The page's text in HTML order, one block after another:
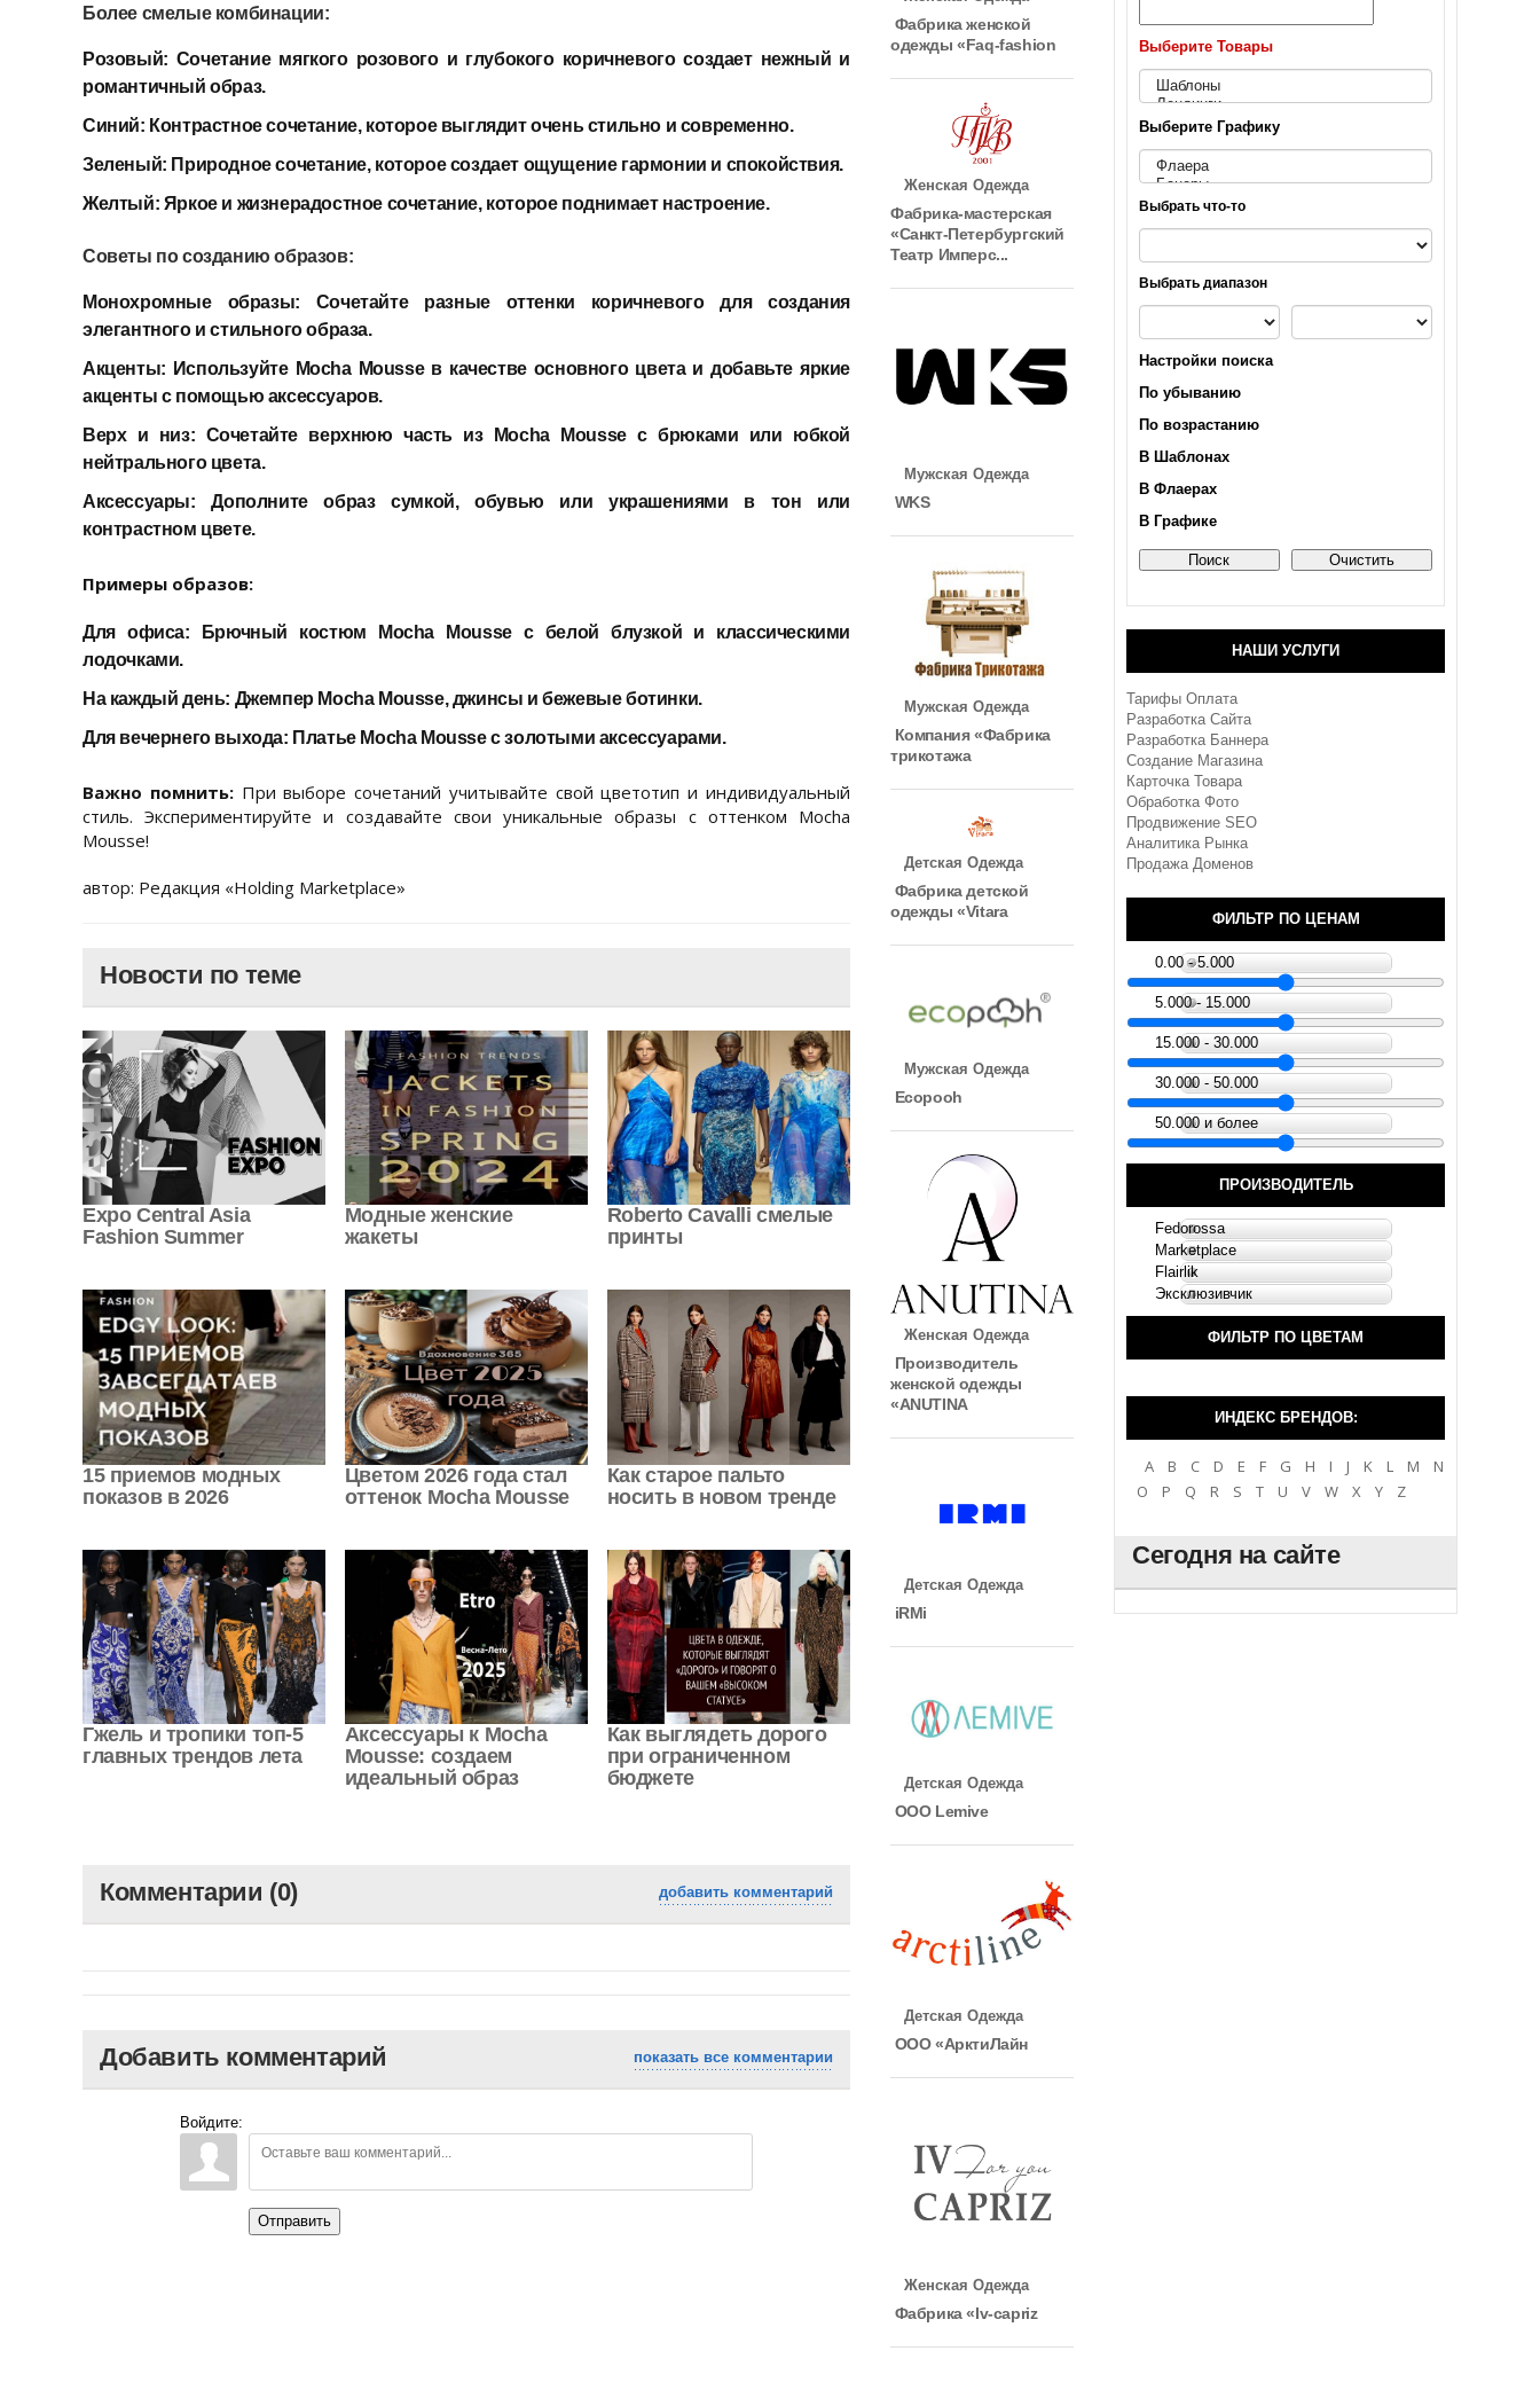
Более смелые комбинации:
Розовый: Сочетание мягкого розового и глубокого коричневого создает нежный и
романтичный образ.
Синий: Контрастное сочетание, которое выглядит очень стильно и современно.
Зеленый: Природное сочетание, которое создает ощущение гармонии и спокойствия.
Желтый: Яркое и жизнерадостное сочетание, которое поднимает настроение.
Советы по созданию образов:
Монохромные образы: Сочетайте разные оттенки коричневого для создания
элегантного и стильного образа.
Акценты: Используйте Mocha Mousse в качестве основного цвета и добавьте яркие
акценты с помощью аксессуаров.
Верх и низ: Сочетайте верхнюю часть из Mocha Mousse с брюками или юбкой
нейтрального цвета.
Аксессуары: Дополните образ сумкой, обувью или украшениями в тон или
контрастном цвете.
Примеры образов:
Для офиса: Брючный костюм Mocha Mousse с белой блузкой и классическими
лодочками.
На каждый день: Джемпер Mocha Mousse, джинсы и бежевые ботинки.
Для вечернего выхода: Платье Mocha Mousse с золотыми аксессуарами.
Важно помнить:При выборе сочетаний учитывайте свой цветотип и индивидуальный
стиль. Экспериментируйте и создавайте свои уникальные образы с оттенком Mocha
Mousse!
автор: Редакция «Holding Marketplace»
Новости по теме
Expo Central Asia
Fashion Summer
Модные женские
жакеты
Roberto Cavalli смелые
принты
15 приемов модных
показов в 2026
Цветом 2026 года стал
оттенок Mocha Mousse
Как старое пальто
носить в новом тренде
Гжель и тропики топ-5
главных трендов лета
Аксессуары к Mocha
Mousse: создаем
идеальный образ
Как выглядеть дорого
при ограниченном
бюджете
Комментарии (0) добавить комментарий
Добавить комментарий показать все комментарии
Войдите:
Отправить
Фабрика женской
одежды «Faq-fashion
Женская Одежда
Фабрика-мастерская
«Санкт-Петербургский
Театр Имперс...
Мужская Одежда
WKS
Мужская Одежда
Компания «Фабрика
трикотажа
Детская Одежда
Фабрика детской
одежды «Vitara
Мужская Одежда
Ecopooh
Женская Одежда
Производитель
женской одежды
«ANUTINA
Детская Одежда
iRMi
Детская Одежда
ООО Lemive
Детская Одежда
ООО «АрктиЛайн
Женская Одежда
Фабрика «Iv-capriz
Выберите Товары
Выберите Графику
Выбрать что-то
Выбрать диапазон
Настройки поиска
По убыванию
По возрастанию
В Шаблонах
В Флаерах
В Графике
НАШИ УСЛУГИ
Тарифы Оплата
Разработка Сайта
Разработка Баннера
Создание Магазина
Карточка Товара
Обработка Фото
Продвижение SEO
Аналитика Рынка
Продажа Доменов
ФИЛЬТР ПО ЦЕНАМ
0.00 - 5.000
5.000 - 15.000
15.000 - 30.000
30.000 - 50.000
50.000 и более
ПРОИЗВОДИТЕЛЬ
Fedorossa
Marketplace
Flairlik
Эксклюзивчик
ФИЛЬТР ПО ЦВЕТАМ
ИНДЕКС БРЕНДОВ:
A B C D E F G H I J K L M
N
O
P Q R S T U V W X Y Z
Сегодня на сайте